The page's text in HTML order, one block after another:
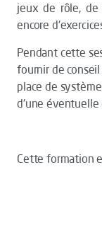
jeux de rôle, de
encore
Pendant cette
fournir de
place de
d'une éventuelle
Cette formation